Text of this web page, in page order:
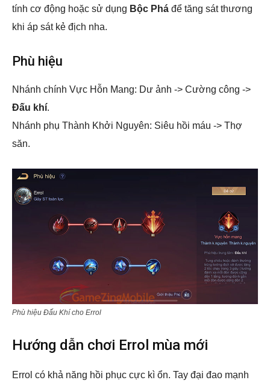
tính cơ động hoặc sử dụng Bộc Phá để tăng sát thương
khi áp sát kẻ địch nha.
Phù hiệu
Nhánh chính Vực Hỗn Mang: Dư ảnh -> Cường công ->
Đấu khí.
Nhánh phụ Thành Khởi Nguyên: Siêu hồi máu -> Thợ
săn.
Phù hiệu Đấu Khí cho Errol
Hướng dẫn chơi Errol mùa mới
Errol có khả năng hồi phục cực kì ổn. Tay đại đao mạnh